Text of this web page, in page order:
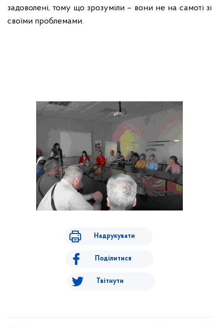
задоволені, тому що зрозуміли – вони не на самоті зі
своїми проблемами.
Надрукувати
Поділитися
Твітнути